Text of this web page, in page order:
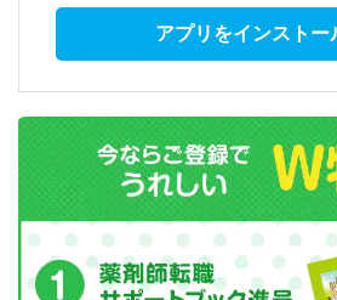
アプリをインストー